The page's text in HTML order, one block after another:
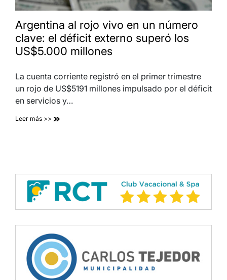
Argentina al rojo vivo en un número
clave: el déficit externo superó los
US$5.000 millones
La cuenta corriente registró en el primer trimestre
un rojo de US$5191 millones impulsado por el déficit
en servicios y…
Leer más >>